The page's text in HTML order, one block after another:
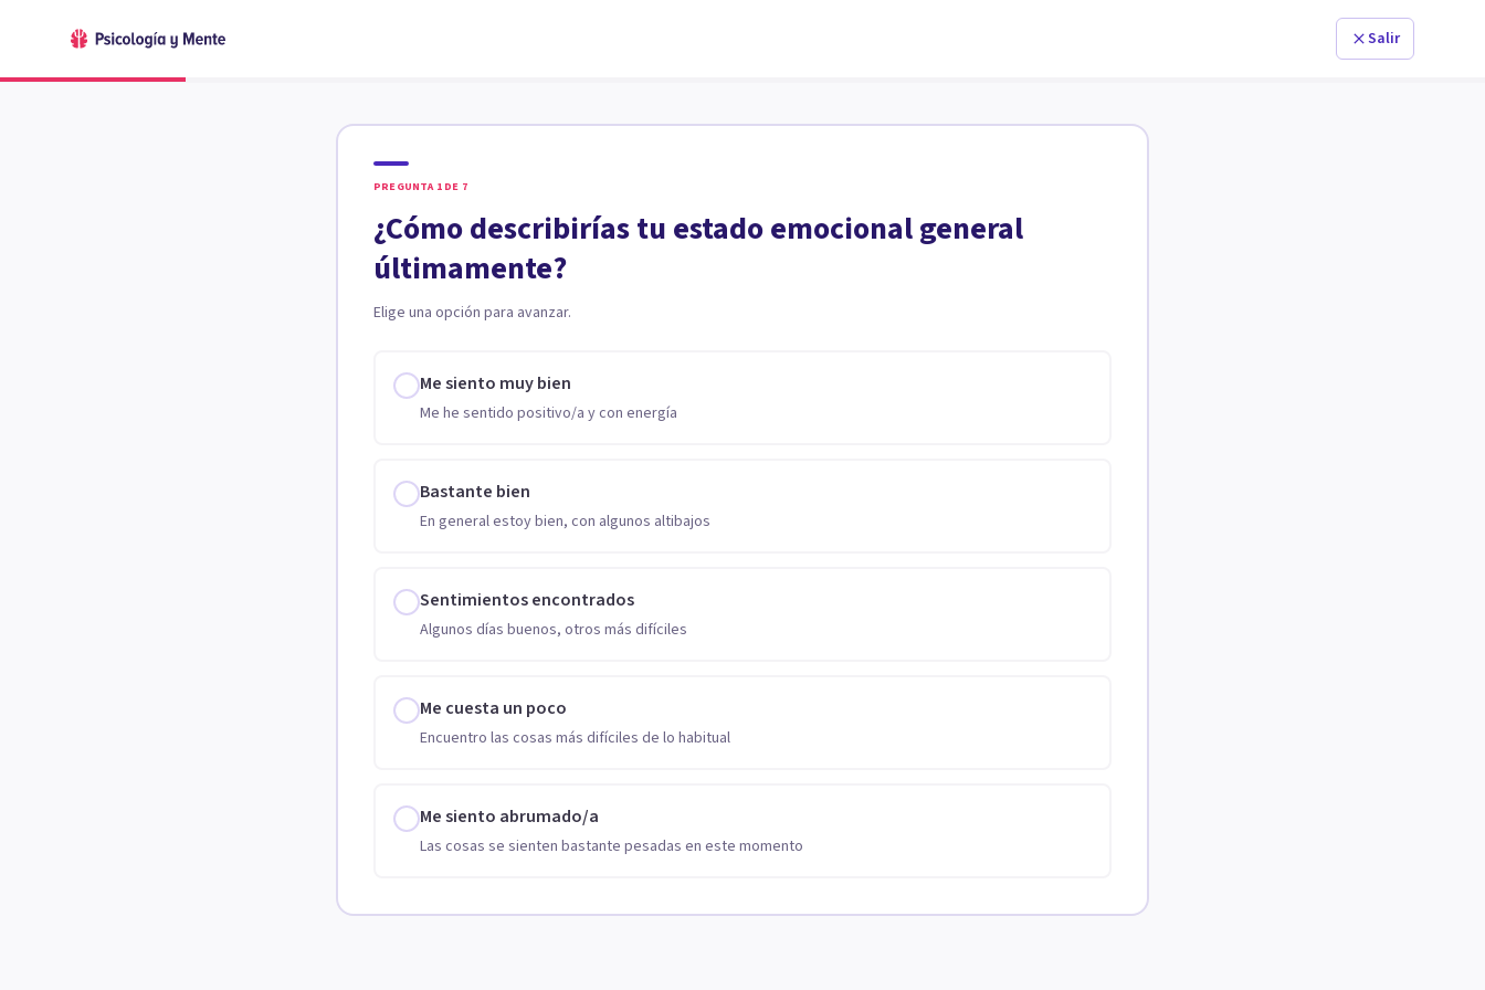
Salir
PREGUNTA 1 DE 7
¿Cómo describirías tu estado emocional general
últimamente?
Elige una opción para avanzar.
Me siento muy bien
Me he sentido positivo/a y con energía
Bastante bien
En general estoy bien, con algunos altibajos
Sentimientos encontrados
Algunos días buenos, otros más difíciles
Me cuesta un poco
Encuentro las cosas más difíciles de lo habitual
Me siento abrumado/a
Las cosas se sienten bastante pesadas en este momento